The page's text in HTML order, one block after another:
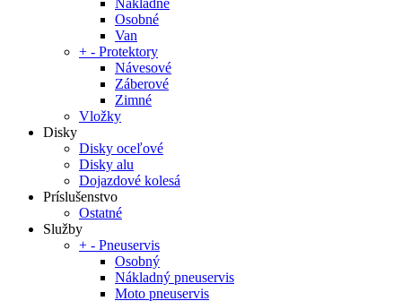
Nákladné
Osobné
Van
+ - Protektory
Návesové
Záberové
Zimné
Vložky
Disky
Disky oceľové
Disky alu
Dojazdové kolesá
Príslušenstvo
Ostatné
Služby
+ - Pneuservis
Osobný
Nákladný pneuservis
Moto pneuservis